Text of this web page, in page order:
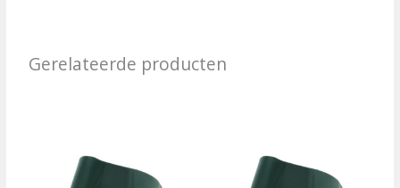
Gerelateerde producten